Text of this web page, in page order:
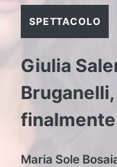
SPETTACOLO
Giulia
Maria Sole